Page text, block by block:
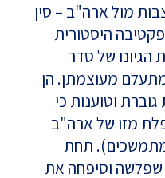
מול ארה"ב – סין
היסטורית
של סדר
מעוצמתן. הן
וטוענות כי
מזו של ארה"ב
מתמשכים). תחת
שפלשה וסיפחה את